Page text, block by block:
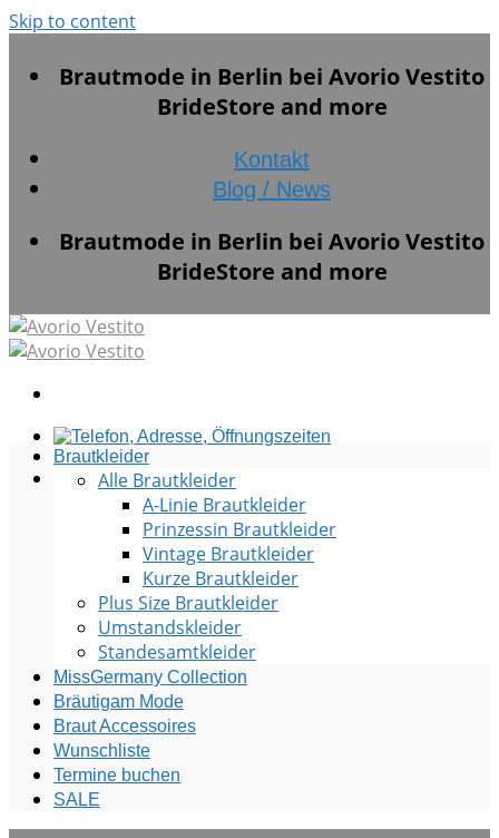
Skip to content
Brautmode in Berlin bei Avorio Vestito
BrideStore and more
Kontakt
Blog / News
Brautmode in Berlin bei Avorio Vestito
BrideStore and more
Brautkleider
Alle Brautkleider
A-Linie Brautkleider
Prinzessin Brautkleider
Vintage Brautkleider
Kurze Brautkleider
Plus Size Brautkleider
Umstandskleider
Standesamtkleider
MissGermany Collection
Bräutigam Mode
Braut Accessoires
Wunschliste
Termine buchen
SALE